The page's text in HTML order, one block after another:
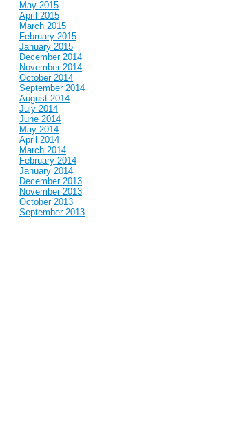
May 2015
April 2015
March 2015
February 2015
January 2015
December 2014
November 2014
October 2014
September 2014
August 2014
July 2014
June 2014
May 2014
April 2014
March 2014
February 2014
January 2014
December 2013
November 2013
October 2013
September 2013
August 2013